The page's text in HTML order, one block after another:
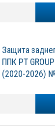
Защита
ППК PT
(2020-2026)